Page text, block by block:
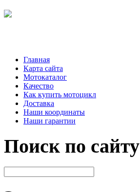
Главная
Карта сайта
Мотокаталог
Качество
Как купить мотоцикл
Доставка
Наши координаты
Наши гарантии
Поиск по сайту